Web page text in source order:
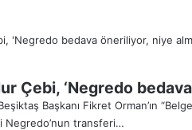
Çebi, ‘Negredo
Başkanı Fikret Orman’ın
Negredo’nun transferi…